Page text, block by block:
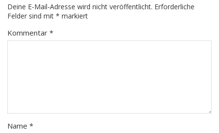
Deine E-Mail-Adresse wird nicht veröffentlicht. Erforderliche
Felder sind mit * markiert
Kommentar *
Name *